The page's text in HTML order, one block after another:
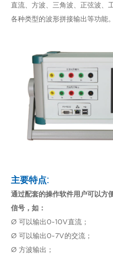
直流、方波、三角波、正弦波、
各种类型的波形拼接输出等功能。
主要特点:
通过配套的操作软件用户可以方
信号，如：
Ø 可以输出0~10V直流；
Ø 可以输出0~7V的交流；
Ø 方波输出；